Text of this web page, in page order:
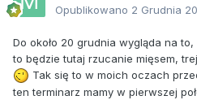
Opublikowano 2 Grudnia
Do około 20 grudnia wygląda na
to będzie tutaj rzucanie mięsem,
Tak się to w moich oczach
ten terminarz mamy w pierwszej